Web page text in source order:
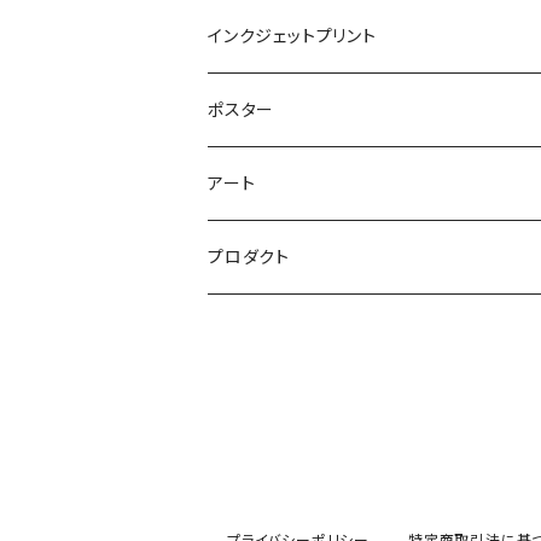
シルクスクリーン
シルクスクリーンアート
シルクスクリーングッズ
銅版画
リトグラフ
木版画
インクジェットプリント
オフセットプリント
ポスター
アート
プロダクト